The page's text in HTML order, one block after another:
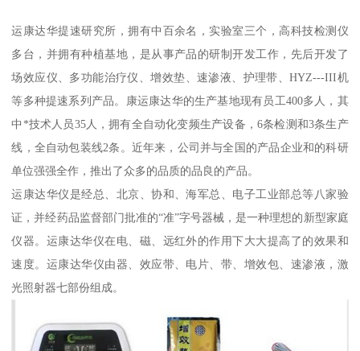
运康达华提速研究所，拥有中百余名，实验室三个，高科技检测仪
多台，并拥有种植基地，是从事产品的研制开发工作，先后开发了
场效应仪、多功能治疗仪、增效垫、速渗液、护理带、HYZ---III机
等多种提速系列产品。康运康达华的生产基地现有员工400多人，其
中*技术人员35人，拥有全自动化变频生产设备，6条检测和3条生产
线，全自动包装线2条。近年来，公司并与全国的产品企业和的科研
单位强强全作，推出了众多的品质的品良的产品。
运康达华仪是经总、北京、协和、海军总、电子工业部总等八家验
证，并经药品监督部门批准的“准”字号器械，是一种理想的新型家庭
仪器。运康达华仪在电、磁、远红外的作用下大大提高了的效果和
速度。运康达华仪由器、效应带、电片、带、增效包、速渗液，激
光照射器七部份组成。